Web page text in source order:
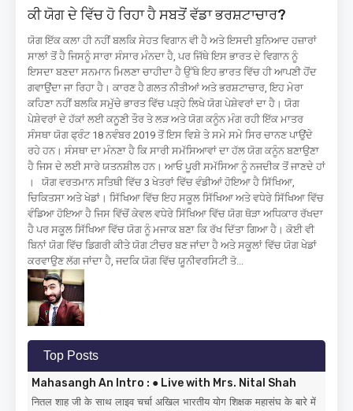
ਕੀ ਯੋਗ ਦੇ ਵਿੱਚ ਹੋ ਰਿਹਾ ਹੈ ਸਬਤੋਂ ਵੱਡਾ ਭਰਸ਼ਟਾਚਾਰ?
ਯੋਗ ਇੱਕ ਕਲਾ ਹੀ ਨਹੀਂ ਬਲਕਿ ਸੇਹਤ ਵਿਗਾਨ ਵੀ ਹੈ ਅਤੇ ਇਸਦੀ ਬੁਨਿਆਦ ਹਜ਼ਾਰਾਂ
ਸਾਲਾਂ ਤੋਂ ਹੈ ਜਿਸਨੂੰ ਸਾਰਾ ਸੰਸਾਰ ਮੰਨਦਾ ਹੈ, ਪਰ ਜਿੱਥੇ ਇਸ ਭਾਰਤ ਦੇ ਵਿਗਾਨ ਨੂੰ
ਇਸਦਾ ਬਣਦਾ ਸਨਮਾਨ ਮਿਲਣਾ ਚਾਹੀਦਾ ਹੈ ਉੱਥੇ ਇਹ ਭਾਰਤ ਵਿੱਚ ਹੀ ਆਪਣੀ ਹੋਂਦ
ਗਵਾਉਂਦਾ ਜਾ ਰਿਹਾ ਹੈ। ਕਾਰਣ ਹੈ ਗਲਤ ਨੀਤੀਆਂ ਅਤੇ ਭਰਸ਼ਟਾਚਾਰ, ਇਹ ਮੇਰਾ
ਕਹਿਣਾ ਨਹੀਂ ਬਲਕਿ ਸਮੁੱਚੇ ਭਾਰਤ ਵਿੱਚ ਪੜ੍ਹੇ ਲਿਖੇ ਯੋਗ ਪੇਸ਼ੇਵਰਾਂ ਦਾ ਹੈ। ਯੋਗ
ਪੇਸ਼ੇਵਰਾਂ ਦੇ ਹੱਕਾਂ ਲਈ ਕਨੂਣੀ ਤੌਰ ਤੇ ਲੜ ਅਤੇ ਯੋਗ ਕਨੂੰਨ ਮੰਗ ਰਹੀ ਇੱਕ ਮਾਤਰ
ਸੰਸਥਾ ਯੋਗ ਫ੍ਰੰਟ 18 ਨਵੰਬਰ 2019 ਤੋਂ ਇਸ ਵਿਸ਼ੇ ਤੇ ਸਮੇ ਸਮੇ ਸਿਰ ਚਾਨਣ ਪਾਉਂਦੇ
ਰਹੇ ਹਨ। ਸੰਸਥਾ ਦਾ ਮੰਨਣਾ ਹੈ ਕਿ ਸਾਰੀ ਸਮੱਸਿਆਵਾਂ ਦਾ ਹੱਲ ਯੋਗ ਕਨੂੰਨ ਬਣਾਉਣਾ
ਹੈ ਜਿਸ ਦੇ ਲਈ ਸਾਰੇ ਯਤਨਸ਼ੀਲ ਹਨ। ਆਓ ਪੂਰੀ ਸਮੱਸਿਆ ਨੂੰ ਨਜਦੀਕ ਤੋਂ ਜਾਣਦੇ ਹਾਂ
। ਯੋਗ ਵਰਤਮਾਨ ਸਤਿਥੀ ਵਿੱਚ 3 ਖੇਤਰਾਂ ਵਿੱਚ ਵੰਡੀਆਂ ਹੋਇਆ ਹੈ ਸਿੱਖਿਆ,
ਚਿਕਿਤਸਾ ਅਤੇ ਖੇਡਾਂ। ਸਿੱਖਿਆ ਵਿੱਚ ਇਹ ਸਕੂਲ ਸਿੱਖਿਆ ਅਤੇ ਵਧੇਰੇ ਸਿੱਖਿਆ ਵਿੱਚ
ਵੰਡਿਆ ਹੋਇਆ ਹੈ ਜਿਸ ਵਿੱਚੋਂ ਕੇਵਲ ਵਧੇਰੇ ਸਿੱਖਿਆ ਵਿੱਚ ਯੋਗ ਥੋੜਾ ਅਧਿਕਾਰ ਰੱਖਦਾ
ਹੈ ਪਰ ਸਕੂਲ ਸਿੱਖਿਆ ਵਿੱਚ ਯੋਗ ਨੂੰ ਮਜਾਕ ਬਣਾ ਕਿ ਰੱਖ ਦਿੱਤਾ ਗਿਆ ਹੈ। ਕੋਈ ਵੀ
ਬਿਨਾਂ ਯੋਗ ਵਿੱਚ ਡਿਗਰੀ ਕੀਤੇ ਯੋਗ ਟੀਚਰ ਬਣ ਜਾਂਦਾ ਹੈ ਅਤੇ ਸਕੂਲਾਂ ਵਿੱਚ ਯੋਗ ਖੇਡਾਂ
ਕਰਵਾਉਣ ਲੱਗ ਜਾਂਦਾ ਹੈ, ਜਦਕਿ ਯੋਗ ਵਿੱਚ ਯੂਨੀਵਰਸਿਟੀ ਤੋ...
Top Posts
Mahasangh An Intro : ● Live with Mrs. Nital Shah
नितल शाह जी के साथ लाइव चर्चा अखिल भारतीय योग शिक्षक महासंघ के बारे में